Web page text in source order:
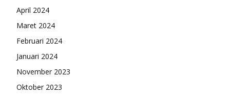
April 2024
Maret 2024
Februari 2024
Januari 2024
November 2023
Oktober 2023